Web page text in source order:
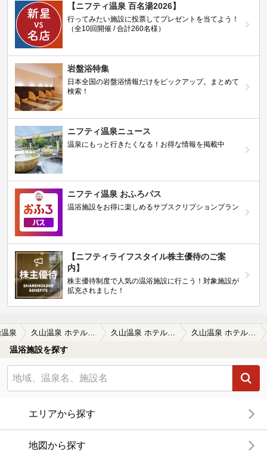
【ニフティ温泉 百名湯2026】
行ってみたい施設に投票してプレゼントを当てよう！
（全10回開催 / 合計260名様）
岩盤浴特集
日本全国の岩盤浴情報だけをピックアップ。まとめて
検索！
ニフティ温泉ニュース
温泉にもっと行きたくなる！お得な情報を掲載中
ニフティ温泉 おふろパス
温浴施設をお得に楽しめるサブスクリプションプラン
【ニフティライフスタイル株主優待のご案
内】
株主優待制度で人気の温浴施設に行こう！対象施設が
拡充されました！
泉 久山温泉 ホテル夢家（閉館しました）の口コミ 多種類ですよ
温浴施設を探す
エリアから探す
地図から探す